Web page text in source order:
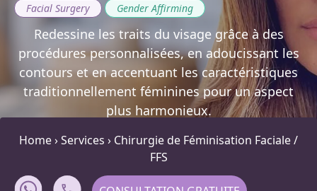
Facial Surgery Gender Affirming
Redessine les traits du visage grâce à des
procédures personnalisées, en adoucissant les
contours et en accentuant les caractéristiques
traditionnellement féminines pour un aspect
plus harmonieux.
Home›Services › Chirurgie de Féminisation Faciale /
FFS